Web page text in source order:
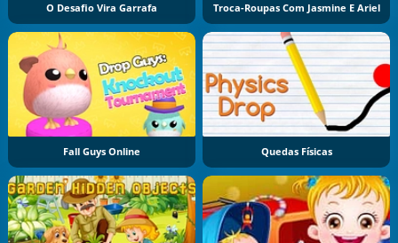
O Desafio Vira Garrafa Troca-Roupas Com Jasmine E Ariel
Fall Guys Online Quedas Físicas